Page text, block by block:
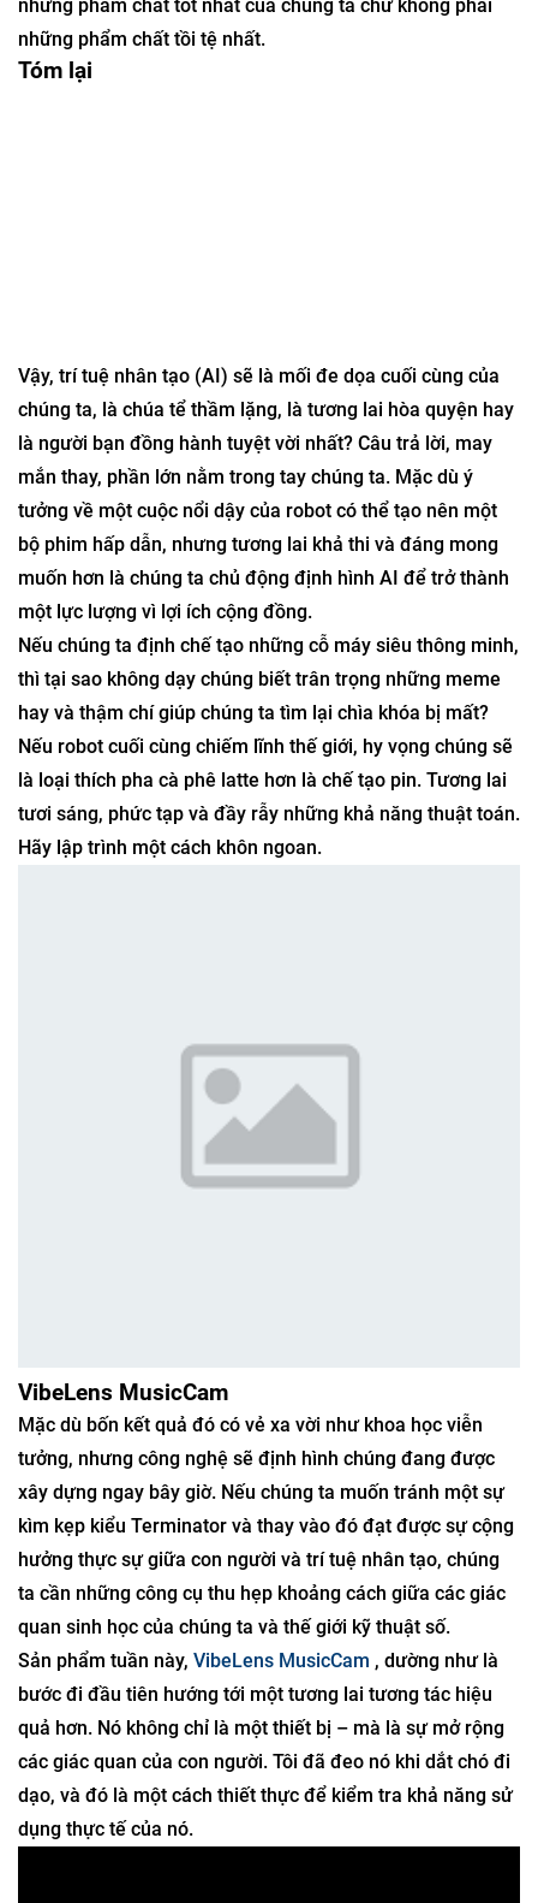
những phẩm chất tốt nhất của chúng ta chứ không phải
những phẩm chất tồi tệ nhất.
Tóm lại
Vậy, trí tuệ nhân tạo (AI) sẽ là mối đe dọa cuối cùng của
chúng ta, là chúa tể thầm lặng, là tương lai hòa quyện hay
là người bạn đồng hành tuyệt vời nhất? Câu trả lời, may
mắn thay, phần lớn nằm trong tay chúng ta. Mặc dù ý
tưởng về một cuộc nổi dậy của robot có thể tạo nên một
bộ phim hấp dẫn, nhưng tương lai khả thi và đáng mong
muốn hơn là chúng ta chủ động định hình AI để trở thành
một lực lượng vì lợi ích cộng đồng.
Nếu chúng ta định chế tạo những cỗ máy siêu thông minh,
thì tại sao không dạy chúng biết trân trọng những meme
hay và thậm chí giúp chúng ta tìm lại chìa khóa bị mất?
Nếu robot cuối cùng chiếm lĩnh thế giới, hy vọng chúng sẽ
là loại thích pha cà phê latte hơn là chế tạo pin. Tương lai
tươi sáng, phức tạp và đầy rẫy những khả năng thuật toán.
Hãy lập trình một cách khôn ngoan.
VibeLens MusicCam
Mặc dù bốn kết quả đó có vẻ xa vời như khoa học viễn
tưởng, nhưng công nghệ sẽ định hình chúng đang được
xây dựng ngay bây giờ. Nếu chúng ta muốn tránh một sự
kìm kẹp kiểu Terminator và thay vào đó đạt được sự cộng
hưởng thực sự giữa con người và trí tuệ nhân tạo, chúng
ta cần những công cụ thu hẹp khoảng cách giữa các giác
quan sinh học của chúng ta và thế giới kỹ thuật số.
Sản phẩm tuần này, VibeLens MusicCam , dường như là
bước đi đầu tiên hướng tới một tương lai tương tác hiệu
quả hơn. Nó không chỉ là một thiết bị – mà là sự mở rộng
các giác quan của con người. Tôi đã đeo nó khi dắt chó đi
dạo, và đó là một cách thiết thực để kiểm tra khả năng sử
dụng thực tế của nó.